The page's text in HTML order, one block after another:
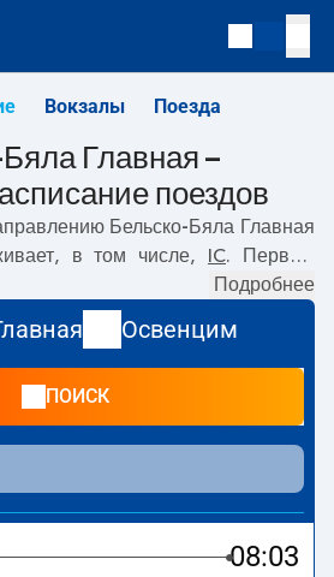
Вокзалы Поезда
Бяла Главная –
поездов
Бельско-Бяла Главная
в том числе, IC. Первый
с вокзала PKP
по адресуDworzec PKP Bielsko-
2, Bielsko-Biała. Последний
в 19:34. Самое
предлагает прямой поезд
нём занимает00:30 . По маршруту
также курсируют
- предлагают
и, как правило, более долгое
Подробнее
Освенцим
ПОИСК
08:03